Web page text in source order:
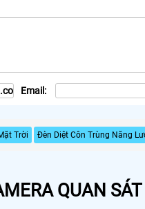
Email:
Trời Đèn Diệt Côn Trùng Năng
QUAN SÁT